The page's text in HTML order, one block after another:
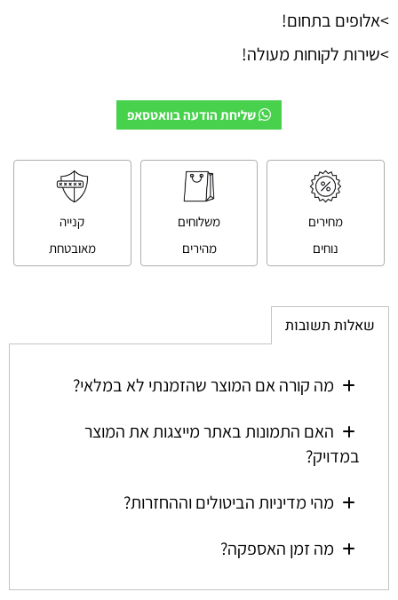
>אלופים בתחום!
>שירות לקוחות מעולה!
שליחת הודעה בוואטסאפ
מחירים
נוחים
משלוחים
מהירים
קנייה
מאובטחת
שאלות תשובות
מה קורה אם המוצר שהזמנתי לא במלאי?
האם התמונות באתר מייצגות את המוצר
במדויק?
מהי מדיניות הביטולים וההחזרות?
מה זמן האספקה?